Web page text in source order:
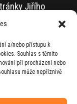
a/nebo přístupu k
Souhlas s těmito
při procházení nebo
může nepříznivě
Jiřího
.